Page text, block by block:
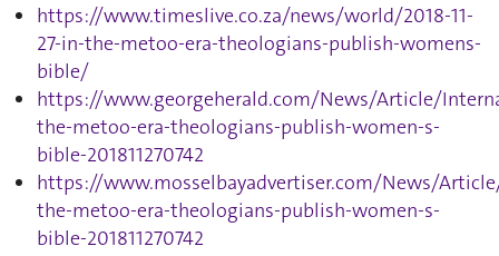
https://www.timeslive.co.za/news/world/2018-11-
27-in-the-metoo-era-theologians-publish-womens-
bible/
https://www.georgeherald.com/News/Article/
the-metoo-era-theologians-publish-women-s-
bible-201811270742
https://www.mosselbayadvertiser.com/News/
the-metoo-era-theologians-publish-women-s-
bible-201811270742